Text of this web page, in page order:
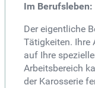
Im Berufsleben:
Der eigentliche
Tätigkeiten. Ihre
auf Ihre
Arbeitsbereich
der Karosserie